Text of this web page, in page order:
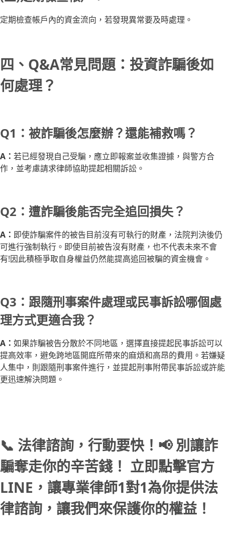
定期檢查帳戶內的資金流向，若發現異常要及時處理。
四、Q&A常見問題：投資詐騙後如
何處理？
Q1：被詐騙後怎麼辦？還能補救嗎？
A： 若已經發現自己受騙，應立即報案並收集證據，與警方合
作，並考慮請求律師協助提起相關訴訟。
Q2：遭詐騙後能否完全追回損失？
A： 即使詐騙案件的被告目前沒有可執行的財產，法院判決後仍
可進行強制執行。即使目前被告沒有財產，也不代表未來不會
有!因此積極爭取自身權益仍然能提高追回被騙的資金機會。
Q3：跟隨刑事案件處理或民事訴訟哪個處
理方式更適合我？
A： 如果詐騙被告分散於不同地區，選擇直接提起民事訴訟可以
提高效率，避免跨地區開庭所帶來的麻煩和高昂的費用。若嫌疑
人集中，則跟隨刑事案件進行，並提起刑事附帶民事訴訟或許能
更迅速解決問題。
📞 法律諮詢，行動要快！📢 別讓詐
騙奪走你的辛苦錢！ 立即點擊官方
LINE，讓專業律師1對1為你提供法
律諮詢，讓我們來保護你的權益！